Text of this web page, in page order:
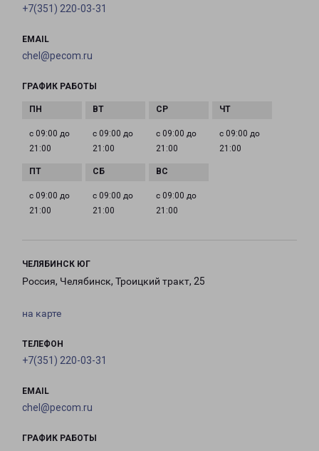
+7(351) 220-03-31
EMAIL
chel@pecom.ru
ГРАФИК РАБОТЫ
с 09:00 до
21:00
с 09:00 до
21:00
с 09:00 до
21:00
с 09:00 до
21:00
с 09:00 до
21:00
с 09:00 до
21:00
с 09:00 до
21:00
ЧЕЛЯБИНСК ЮГ
Россия, Челябинск, Троицкий тракт, 25
на карте
ТЕЛЕФОН
+7(351) 220-03-31
EMAIL
chel@pecom.ru
ГРАФИК РАБОТЫ